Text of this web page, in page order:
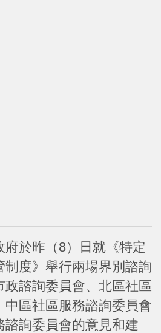
於昨（8）日就《特定
制度》舉行兩場界別諮詢
政諮詢委員會、北區社區
中區社區服務諮詢委員會
諮詢委員會的意見和建